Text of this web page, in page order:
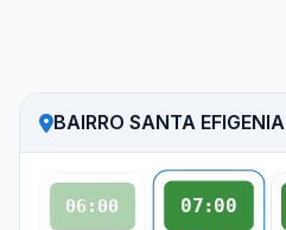
BAIRRO SANTA EFIGENIA
06:00 07:00